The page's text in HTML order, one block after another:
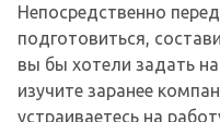
Непосредственно
подготовиться,
вы бы хотели задать
изучите заранее
устраиваетесь на